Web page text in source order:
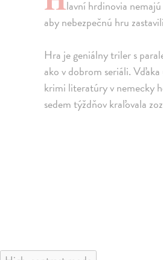
lavní hrdinovia
aby nebezpečnú hru
Hra je geniálny triler s
ako v dobrom seriáli.
krimi literatúry v nemecky
sedem týždňov kraľovala